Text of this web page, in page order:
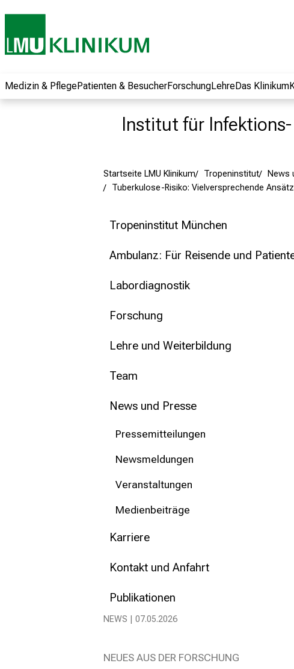
Medizin & PflegePatienten & BesucherForschungLehreDas Klinikum
Institut für
Startseite LMU Klinikum Tropeninstitut News
Tuberkulose-Risiko: Vielversprechende
Tropeninstitut München
Ambulanz: Für Reisende und
Labordiagnostik
Forschung
Lehre und Weiterbildung
Team
News und Presse
Pressemitteilungen
Newsmeldungen
Veranstaltungen
Medienbeiträge
Karriere
Kontakt und Anfahrt
Publikationen
NEWS | 07.05.2026
NEUES AUS DER FORSCHUNG
Informationen zu
Jobs, Ausbildungen
Weiterbildungen.
Kommen Sie
Pflegewissenschaft
unverbindlich und